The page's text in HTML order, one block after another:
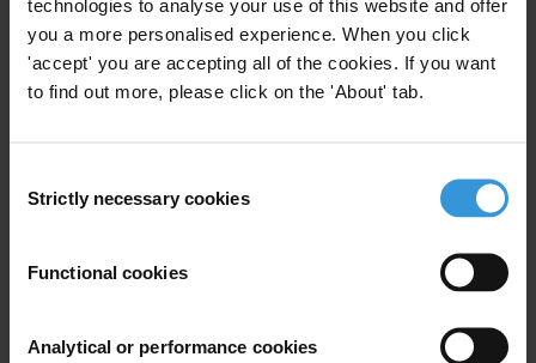
technologies to analyse your use of this website and offer
you a more personalised experience. When you click
'accept' you are accepting all of the cookies. If you want
to find out more, please click on the 'About' tab.
Selection
Strictly necessary cookies
Functional cookies
Analytical or performance cookies
Email address *